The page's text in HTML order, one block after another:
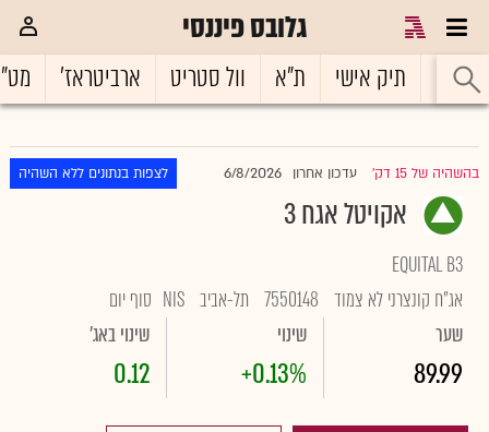
גלובס פיננסי
ראשי תיק אישי ת"א וול סטריט ארביטראז'
בהשהיה של 15 דק' עדכון אחרון 6/8/2026 לצפות בנתונים ללא השהיה
אקויטל אגח 3
EQUITAL B3
אג"ח קונצרני לא צמוד 7550148 תל-אביב NIS סוף יום
שער
89.99
שינוי
+0.13%
שינוי באג'
0.12